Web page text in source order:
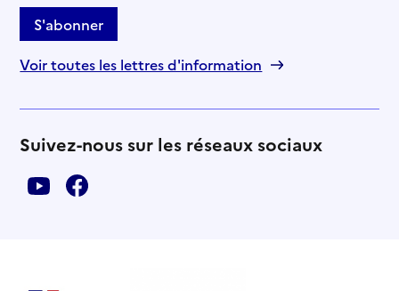
S'abonner
Voir toutes les lettres d'information
Suivez-nous sur les réseaux sociaux